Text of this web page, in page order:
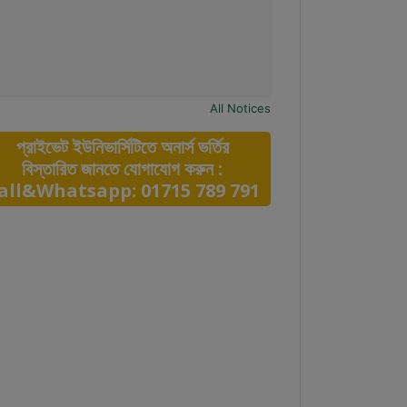
All Notices
প্রাইভেট ইউনিভার্সিটিতে অনার্স ভর্তির
বিস্তারিত জানতে যোগাযোগ করুন :
01715 789 791